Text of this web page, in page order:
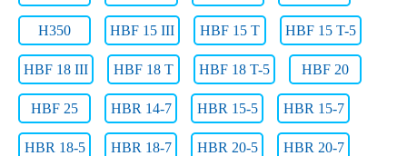
H350 HBF 15 III HBF 15 T HBF 15 T-5
HBF 18 III HBF 18 T HBF 18 T-5 HBF 20
HBF 25 HBR 14-7 HBR 15-5 HBR 15-7
HBR 18-5 HBR 18-7 HBR 20-5 HBR 20-7